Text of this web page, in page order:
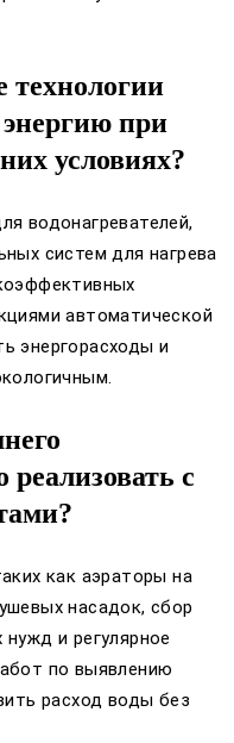
при
условиях?
водонагревателей,
систем для нагрева
автоматической
энергорасходы и
с
как аэраторы на
насадок, сбор
и регулярное
по выявлению
расход воды без